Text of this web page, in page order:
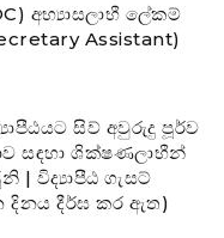
අභ්‍යාසලාභී ලේකම්
Assistant)
සිව් අවුරුදු පූර්ව
සඳහා ශික්ෂණලාභීන්
| විද්‍යාපීඨ ගැසට්
දිනය දීර්ඝ කර ඇත)